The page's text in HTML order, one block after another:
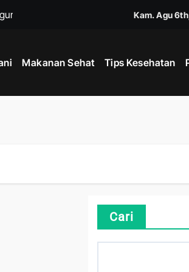
Stres Harian
Dilakukan Setiap Hari
Ketat
Nyaman Setiap Hari
Kesehatan Fisik dan Mental
Tubuh
Kam. Agu
Makanan Sehat Tips Kesehatan
Cari